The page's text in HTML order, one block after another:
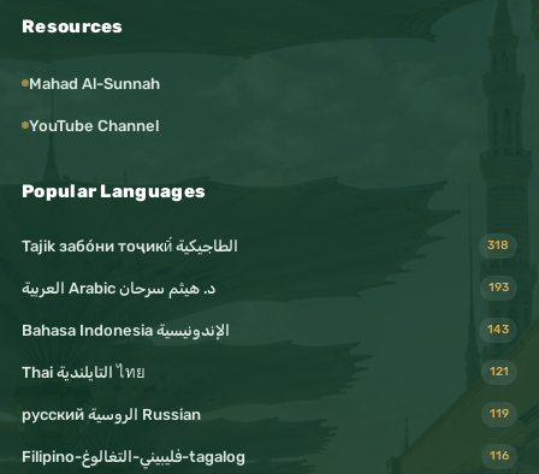
Resources
Mahad Al-Sunnah
YouTube Channel
Popular Languages
Tajik забо́ни тоҷикӣ́ الطاجيكية 318
د. هيثم سرحان Arabic العربية 193
Bahasa Indonesia الإندونيسية 143
Thai التايلندية ไทย 121
русский الروسية Russian 119
Filipino-فليبيني-التغالوغ-tagalog 116